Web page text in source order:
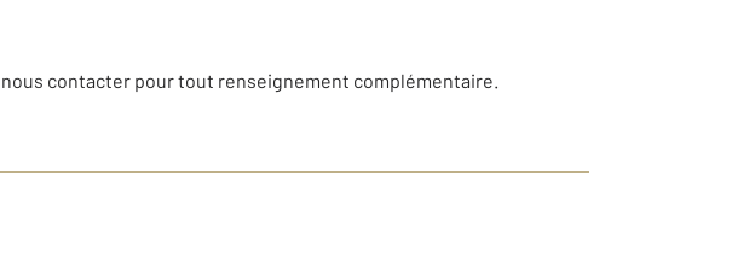
contacter pour tout renseignement complémentaire.